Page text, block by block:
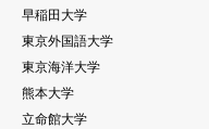
早稲田大学
東京外国語大学
東京海洋大学
熊本大学
立命館大学